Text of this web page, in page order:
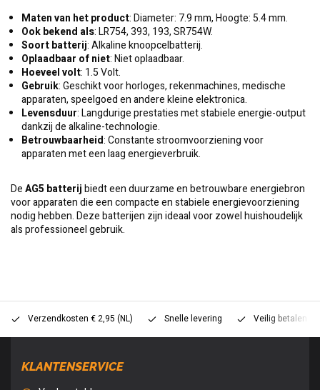
Maten van het product: Diameter: 7.9 mm, Hoogte: 5.4 mm.
Ook bekend als: LR754, 393, 193, SR754W.
Soort batterij: Alkaline knoopcelbatterij.
Oplaadbaar of niet: Niet oplaadbaar.
Hoeveel volt: 1.5 Volt.
Gebruik: Geschikt voor horloges, rekenmachines, medische
apparaten, speelgoed en andere kleine elektronica.
Levensduur: Langdurige prestaties met stabiele energie-output
dankzij de alkaline-technologie.
Betrouwbaarheid: Constante stroomvoorziening voor
apparaten met een laag energieverbruik.
DeAG5 batterijbiedt een duurzame en betrouwbare energiebron
voor apparaten die een compacte en stabiele energievoorziening
nodig hebben. Deze batterijen zijn ideaal voor zowel huishoudelijk
als professioneel gebruik.
Verzendkosten € 2,95 (NL) Snelle levering Veilig betalen
KLANTENSERVICE